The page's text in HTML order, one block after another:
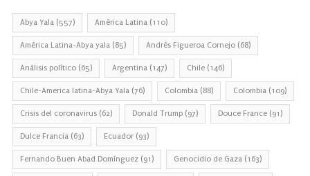
Abya Yala (557) América Latina (110)
América Latina-Abya yala (85) Andrés Figueroa Cornejo (68)
Análisis político (65) Argentina (147) Chile (146)
Chile-America latina-Abya Yala (76) Colombia (88) Colombia (109)
Crisis del coronavirus (62) Donald Trump (97) Douce France (91)
Dulce Francia (63) Ecuador (93)
Fernando Buen Abad Domínguez (91) Genocidio de Gaza (163)